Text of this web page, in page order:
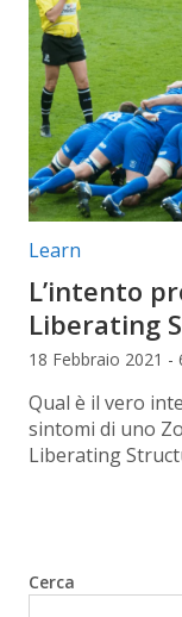
Categorie articolo:
Learn
L’intento
Liberating
18 Febbraio 2021
Qual è il vero
sintomi di uno
Liberating
Cerca